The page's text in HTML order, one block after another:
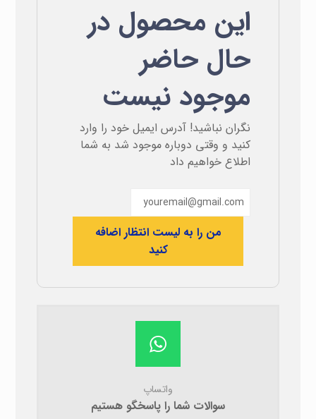
این محصول در
حال حاضر
موجود نیست
نگران نباشید! آدرس ایمیل خود را وارد
کنید و وقتی دوباره موجود شد به شما
اطلاع خواهیم داد
من را به لیست انتظار اضافه
کنید
واتساپ
سوالات شما را پاسخگو هستیم